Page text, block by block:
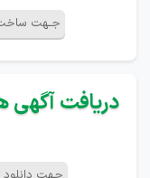
جـهت ساخت
دریافت آگهی